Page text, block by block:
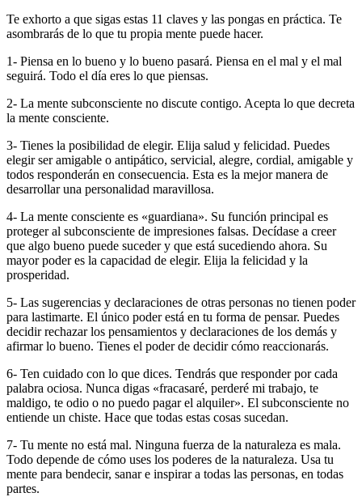
Te exhorto a que sigas estas 11 claves y las pongas en práctica. Te
asombrarás de lo que tu propia mente puede hacer.
1- Piensa en lo bueno y lo bueno pasará. Piensa en el mal y el mal
seguirá. Todo el día eres lo que piensas.
2- La mente subconsciente no discute contigo. Acepta lo que decreta
la mente consciente.
3- Tienes la posibilidad de elegir. Elija salud y felicidad. Puedes
elegir ser amigable o antipático, servicial, alegre, cordial, amigable y
todos responderán en consecuencia. Esta es la mejor manera de
desarrollar una personalidad maravillosa.
4- La mente consciente es «guardiana». Su función principal es
proteger al subconsciente de impresiones falsas. Decídase a creer
que algo bueno puede suceder y que está sucediendo ahora. Su
mayor poder es la capacidad de elegir. Elija la felicidad y la
prosperidad.
5- Las sugerencias y declaraciones de otras personas no tienen poder
para lastimarte. El único poder está en tu forma de pensar. Puedes
decidir rechazar los pensamientos y declaraciones de los demás y
afirmar lo bueno. Tienes el poder de decidir cómo reaccionarás.
6- Ten cuidado con lo que dices. Tendrás que responder por cada
palabra ociosa. Nunca digas «fracasaré, perderé mi trabajo, te
maldigo, te odio o no puedo pagar el alquiler». El subconsciente no
entiende un chiste. Hace que todas estas cosas sucedan.
7- Tu mente no está mal. Ninguna fuerza de la naturaleza es mala.
Todo depende de cómo uses los poderes de la naturaleza. Usa tu
mente para bendecir, sanar e inspirar a todas las personas, en todas
partes.